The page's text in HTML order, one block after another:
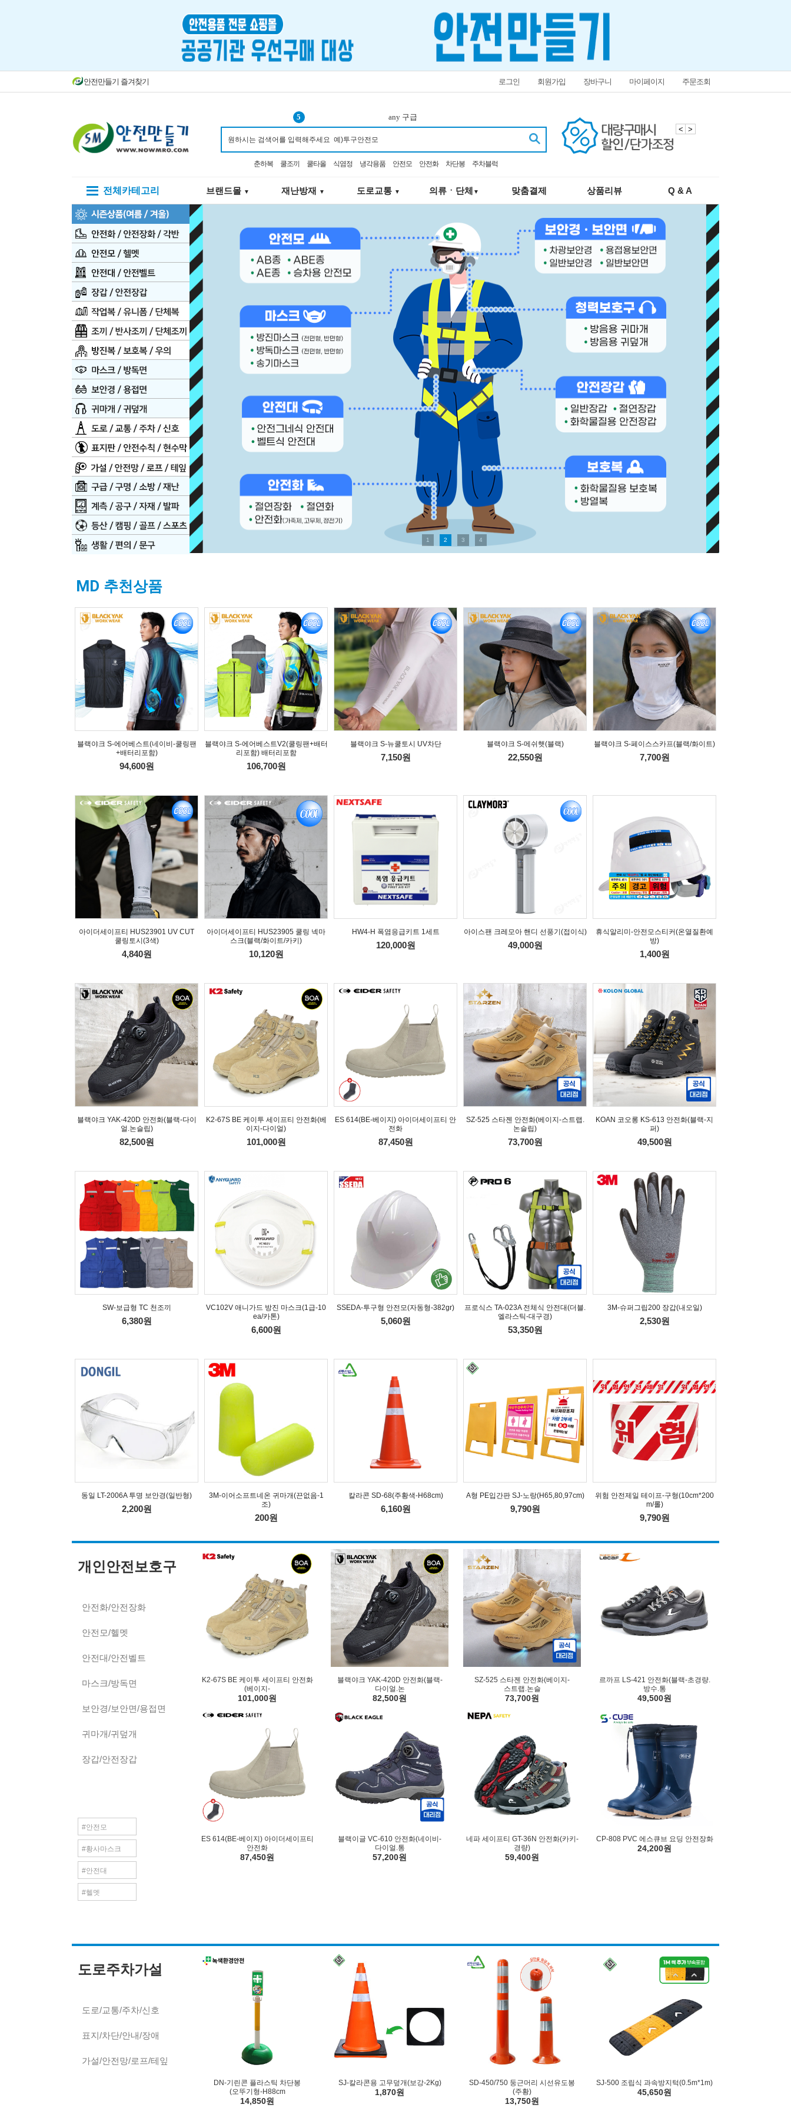
안전만들기 즐겨찾기 로그인 회원가입 장바구니 마이페이지 주문조회
5
any 구급
8
몽크로스
10
벨트
2
3
4
춘하복 쿨조끼 쿨타올 식염정 냉각용품 안전모 안전화 차단봉 주차블럭
< >
전체카테고리 브랜드몰 ▼ 재난방재 ▼ 도로교통 ▼ 의류ㆍ단체 ▼ 맞춤결제 상품리뷰 Q & A
1 2 3 4
MD 추천상품
블랙야크 S-에어베스트(네이비-쿨링팬
+배터리포함)
94,600원
블랙야크 S-에어베스트V2(쿨링팬+배터
리포함) 배터리포함
106,700원
블랙야크 S-뉴쿨토시 UV차단
7,150원
블랙야크 S-메쉬햇(블랙)
22,550원
블랙야크 S-페이스스카프(블랙/화이트)
7,700원
아이더세이프티 HUS23901 UV CUT
쿨링토시(3색)
4,840원
아이더세이프티 HUS23905 쿨링 넥마
스크(블랙/화이트/카키)
10,120원
HW4-H 폭염응급키트 1세트
120,000원
아이스팬 크레모아 핸디 선풍기(접이식)
49,000원
휴식알리미-안전모스티커(온열질환예
방)
1,400원
블랙야크 YAK-420D 안전화(블랙-다이
얼.논슬립)
82,500원
K2-67S BE 케이투 세이프티 안전화(베
이지-다이얼)
101,000원
ES 614(BE-베이지) 아이더세이프티 안
전화
87,450원
SZ-525 스타젠 안전화(베이지-스트랩.
논슬립)
73,700원
KOAN 코오롱 KS-613 안전화(블랙-지
퍼)
49,500원
SW-보급형 TC 천조끼
6,380원
VC102V 애니가드 방진 마스크(1급-10
ea/카톤)
6,600원
SSEDA-투구형 안전모(자동형-382gr)
5,060원
프로식스 TA-023A 전체식 안전대(더블.
엘라스틱-대구경)
53,350원
3M-슈퍼그립200 장갑(내오일)
2,530원
동일 LT-2006A 투명 보안경(일반형)
2,200원
3M-이어소프트네온 귀마개(끈없음-1
조)
200원
칼라콘 SD-68(주황색-H68cm)
6,160원
A형 PE입간판 SJ-노랑(H65,80,97cm)
9,790원
위험 안전제일 테이프-구형(10cm*200
m/롤)
9,790원
개인안전보호구
안전화/안전장화
안전모/헬멧
안전대/안전벨트
마스크/방독면
보안경/보안면/용접면
귀마개/귀덮개
장갑/안전장갑
#안전모
#황사마스크
#안전대
#헬멧
K2-67S BE 케이투 세이프티 안전화
(베이지-
101,000원
블랙야크 YAK-420D 안전화(블랙-
다이얼.논
82,500원
SZ-525 스타젠 안전화(베이지-
스트랩.논슬
73,700원
르까프 LS-421 안전화(블랙-초경량.
방수.통
49,500원
ES 614(BE-베이지) 아이더세이프티
안전화
87,450원
블랙이글 VC-610 안전화(네이비-
다이얼.통
57,200원
네파 세이프티 GT-36N 안전화(카키-
경량)
59,400원
CP-808 PVC 에스큐브 요딩 안전장화
24,200원
도로주차가설
도로/교통/주차/신호
표지/차단/안내/장애
가설/안전망/로프/테잎
DN-기린콘 플라스틱 차단봉
(오뚜기형-H88cm
14,850원
SJ-칼라콘용 고무덮개(보강-2Kg)
1,870원
SD-450/750 둥근머리 시선유도봉
(주황)
13,750원
SJ-500 조립식 과속방지턱(0.5m*1m)
45,650원